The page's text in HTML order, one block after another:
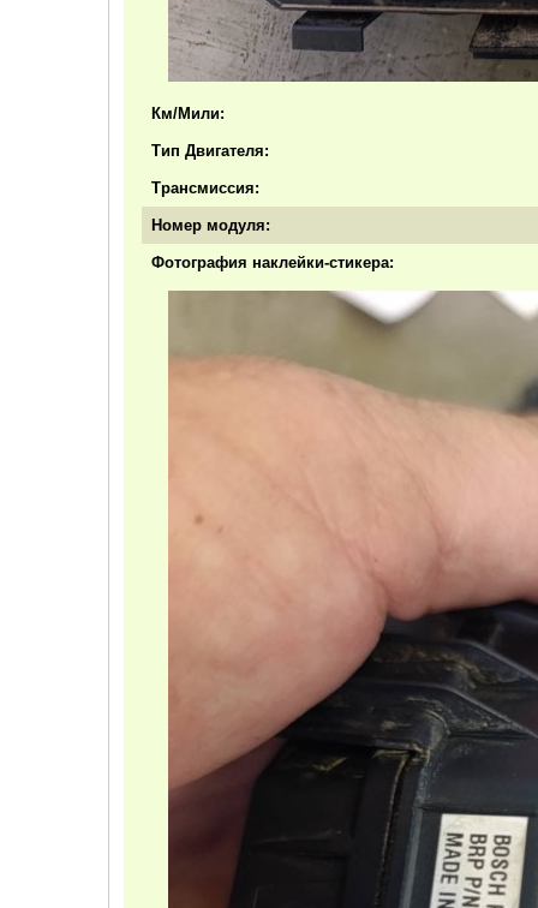
Км/Мили:
Тип Двигателя:
Трансмиссия:
Номер модуля:
Фотография наклейки-стикера: